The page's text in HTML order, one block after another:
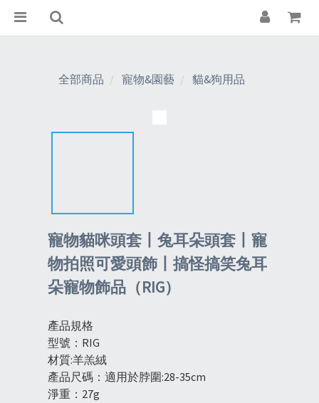
全部商品 寵物&園藝 貓&狗用品
寵物貓咪頭套丨兔耳朵頭套丨寵
物拍照可愛頭飾丨搞怪搞笑兔耳
朵寵物飾品（RIG）
產品規格
型號：RIG
材質:羊羔絨
產品尺碼：適用於脖圍:28-35cm
淨重：27g